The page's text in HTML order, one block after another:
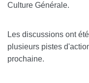
Culture Générale.
Les discussions ont
plusieurs pistes
prochaine.